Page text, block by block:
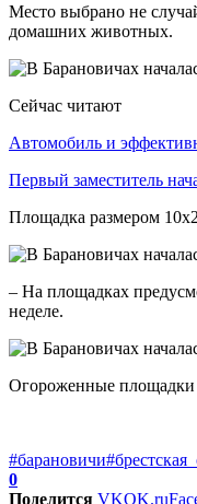
Место выбрано не
домашних животных.
Сейчас читают
Автомобиль и
Первый заместитель
Площадка размером
– На площадках
неделе.
Огороженные площадки
#барановичи
0
Поделится VKOK.ru